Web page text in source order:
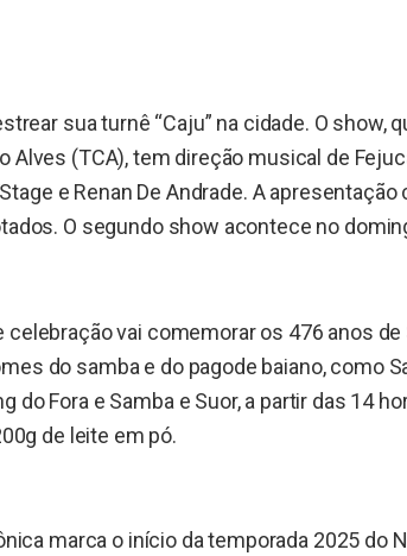
sua turnê “Caju” na cidade. O show,
Alves (TCA), tem direção musical de
e Renan De Andrade. A apresentação
O segundo show acontece no
celebração vai comemorar os 476 anos de
do samba e do pagode baiano, como
do Fora e Samba e Suor, a partir das 14
de leite em pó.
marca o início da temporada 2025 do